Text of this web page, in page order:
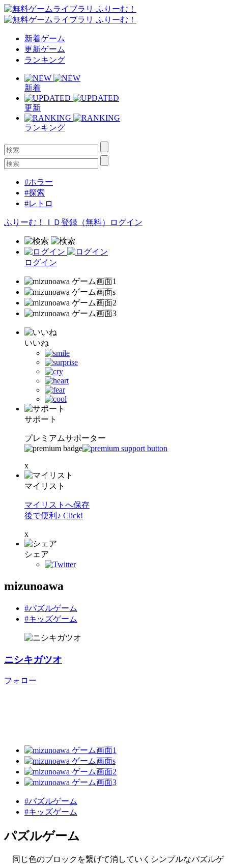
新着ゲーム
更新ゲーム
ランキング
新着
更新
ランキング
#ホラー
#探索
#レトロ
ふりーむ！ＩＤ登録（無料） ログイン
ログイン
いいね
サポート
プレミアムサポーター
x
マイリスト
マイリストへ保存
後で便利♪ Click!
x
シェア
mizunoawa
#パズルゲーム
#キッズゲーム
ニシキガツオ
フォロー
#パズルゲーム
#キッズゲーム
パズルゲーム
同じ色のブロックを繋げて消していくシンプルなパズルゲ